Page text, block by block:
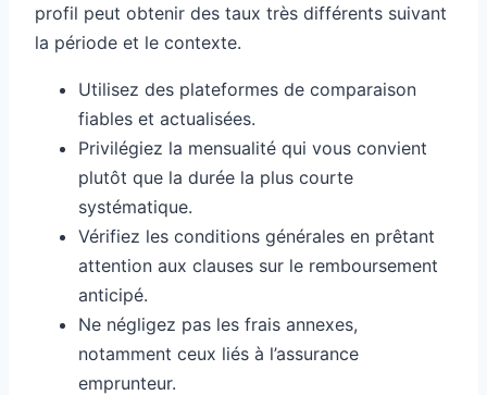
profil peut obtenir des taux très différents suivant
la période et le contexte.
Utilisez des plateformes de comparaison
fiables et actualisées.
Privilégiez la mensualité qui vous convient
plutôt que la durée la plus courte
systématique.
Vérifiez les conditions générales en prêtant
attention aux clauses sur le remboursement
anticipé.
Ne négligez pas les frais annexes,
notamment ceux liés à l’assurance
emprunteur.